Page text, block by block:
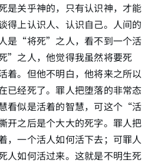
是关乎神的，只有认识神，才能
得上认识人、认识自己。人间的
是“将死”之人，看不到一个活
”之人，他觉得我虽然将要死
着。但他不明白，他将来之所以
已经死了。罪人把堕落的非常态
看似是活着的智慧，可这个“活
开之后是个大大的死字。罪人把
，一个活人如何活下去；可罪人
人如何活过来。这就是不明生死